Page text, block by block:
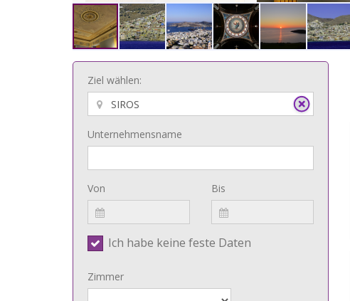
Ziel wählen:
Unternehmensname
Von Bis
Ich habe keine feste Daten
Zimmer